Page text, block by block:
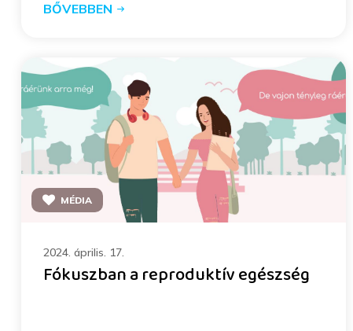
BŐVEBBEN
MÉDIA
2024. április. 17.
Fókuszban a reproduktív egészség